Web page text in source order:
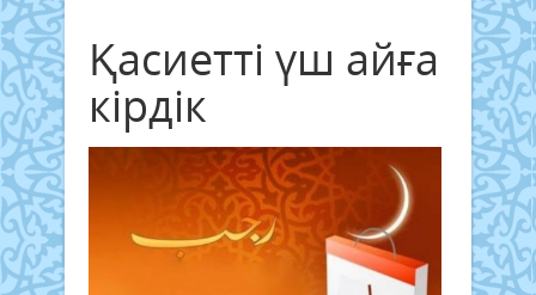
Қасиетті үш айға
кірдік